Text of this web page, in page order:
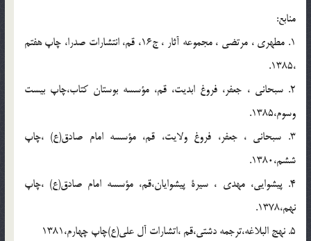
منابع:
1. مطهري ، مرتضي ، مجموعه آثار ، ج16، قم، انتشارات صدرا، چاپ هفتم
،1385.
2. سبحاني ، جعفر، فروغ ابديت، قم، مؤسسه بوستان كتاب،چاپ بيست
وسوم،1385.
3. سبحاني ، جعفر، فروغ ولايت، قم، مؤسسه امام صادق(ع) ،چاپ
ششم،1380.
4. پيشوايي، مهدي ، سيرة پيشوايان،قم، مؤسسه امام صادق(ع) ،چاپ
نهم،1378.
5. نهج البلاغه،ترجمه دشتي،قم ،اتشارات آل علي(ع)چاپ چهارم،1381